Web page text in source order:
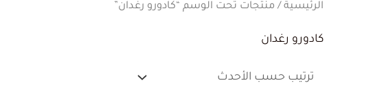
الرئيسية / منتجات تحت الوسم “كادورو رغدان”
كادورو رغدان